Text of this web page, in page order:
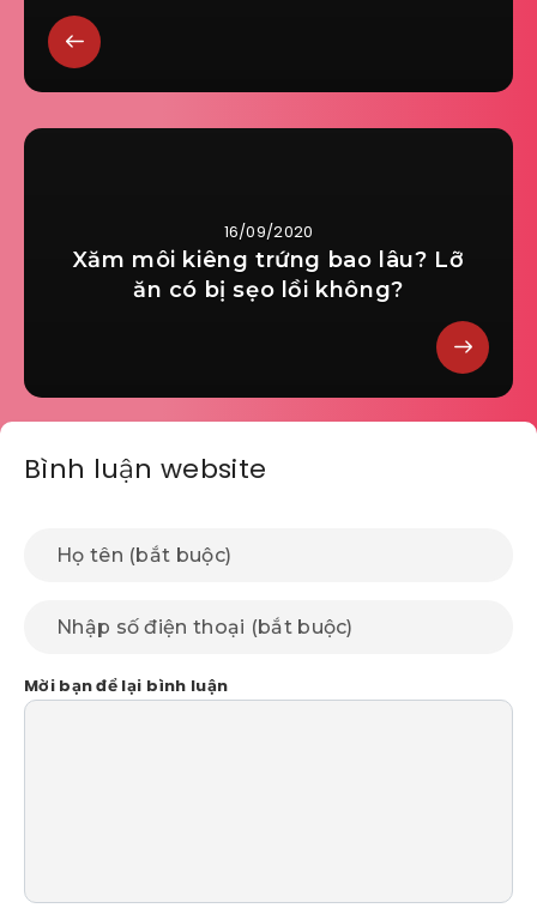
16/09/2020
Xăm môi kiêng trứng bao lâu? Lỡ
ăn có bị sẹo lồi không?
Bình luận website
Mời bạn để lại bình luận